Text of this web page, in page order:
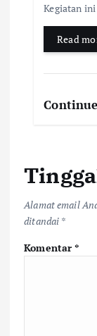
Kegiatan
Read
Alamat email
ditandai *
Komentar*